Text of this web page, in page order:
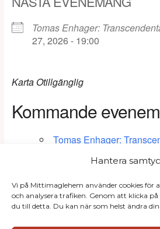
Hantera
Vi på Mittimaglehem använder cookies för
och analysera trafiken. Genom att klicka
du till detta. Du kan när som helst ändra
Tomas Enhager:
27, 2026 - 19:00
Karta Otillgänglig
Kommande
Tomas Enhager:
Tre vägar till inre frid-
Kreutzersonaten – när
september 17, 2026 - 20:00
Lars Cederholm: